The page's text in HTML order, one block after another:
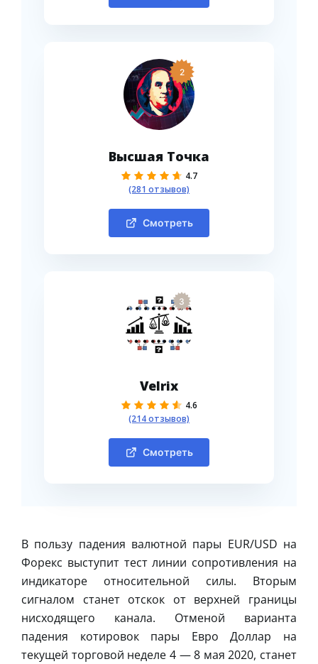
2
Высшая Точка
4.7
(281 отзывов)
Смотреть
3
Velrix
4.6
(214 отзывов)
Смотреть
В пользу падения валютной пары EUR/USD на
Форекс выступит тест линии сопротивления на
индикаторе относительной силы. Вторым
сигналом станет отскок от верхней границы
нисходящего канала. Отменой варианта
падения котировок пары Евро Доллар на
текущей торговой неделе 4 — 8 мая 2020, станет